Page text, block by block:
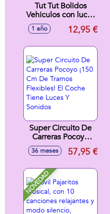
Tut Tut Bolidos
Vehiculos con luces
y sonidos 7x10x6
cm - Modelos
1 año 12,95 €
Super Circuito De
Carreras Pocoyo
¡150 Cm De Tramos
Flexibles! El Coche
Sonidos
36 meses 57,95 €
NOVEDAD